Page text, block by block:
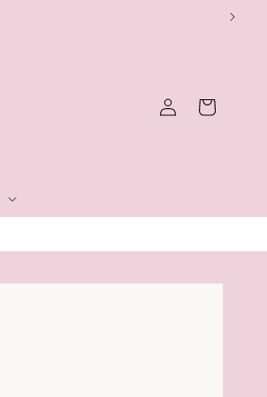
EinloggenWarenkorb